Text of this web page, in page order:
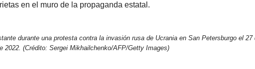
en el muro de la propaganda estatal.
durante una protesta contra la invasión rusa de Ucrania en San Petersburgo el 27
2022. (Crédito: Sergei Mikhailchenko/AFP/Getty Images)